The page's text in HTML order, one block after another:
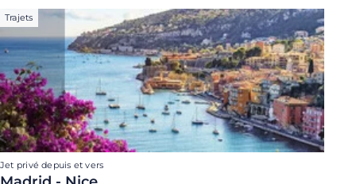
Trajets
Jet privé depuis et vers